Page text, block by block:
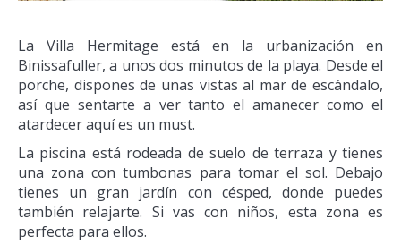
La Villa Hermitage está en la urbanización en
Binissafuller, a unos dos minutos de la playa. Desde el
porche, dispones de unas vistas al mar de escándalo,
así que sentarte a ver tanto el amanecer como el
atardecer aquí es un must.
La piscina está rodeada de suelo de terraza y tienes
una zona con tumbonas para tomar el sol. Debajo
tienes un gran jardín con césped, donde puedes
también relajarte. Si vas con niños, esta zona es
perfecta para ellos.